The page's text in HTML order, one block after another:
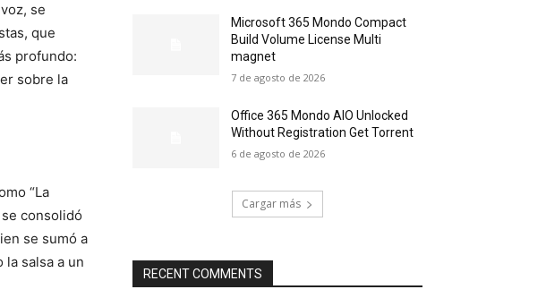
se
que
profundo:
sobre la
“La
consolidó
se sumó a
salsa a un
Microsoft 365 Mondo Compact
Build Volume License Multi
magnet
7 de agosto de 2026
Office 365 Mondo AIO Unlocked
Without Registration Gеt Torrent
6 de agosto de 2026
Cargar más
RECENT COMMENTS